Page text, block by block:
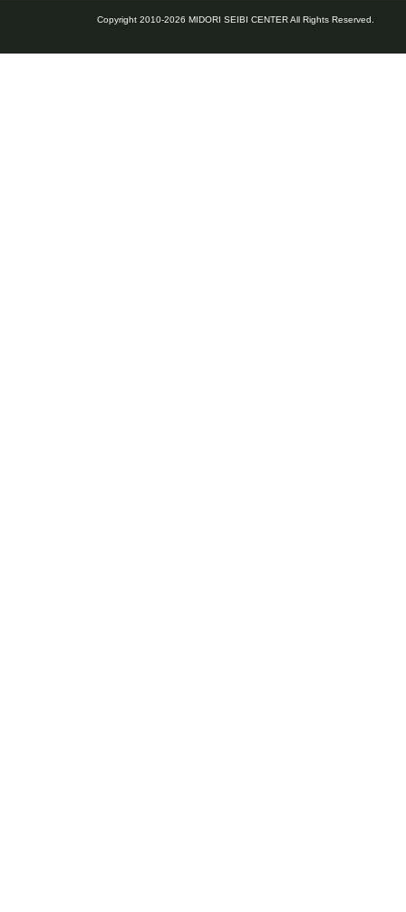
Copyright 2010-2026 MIDORI SEIBI CENTER All Rights Reserved.